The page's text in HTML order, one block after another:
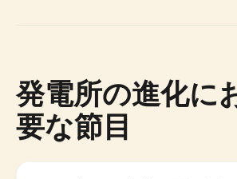
発電所の進化に
要な節目